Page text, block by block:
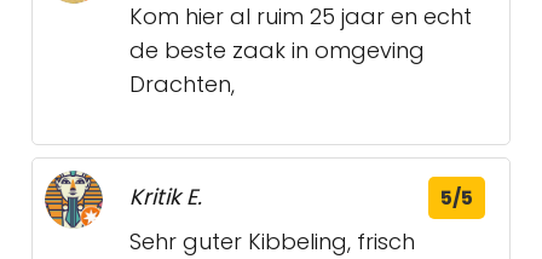
Kom hier al ruim 25 jaar en echt
de beste zaak in omgeving
Drachten,
Kritik E. 5/5
Sehr guter Kibbeling, frisch